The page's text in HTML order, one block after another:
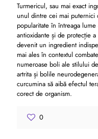
Turmericul, sau mai exact
unul dintre cei mai puternici
popularitate în întreaga
antioxidante și de protecție
devenit un ingredient
mai ales în contextul
numeroase boli ale stilului
artrita și bolile
curcumina să aibă efectul
corect de organism.
0